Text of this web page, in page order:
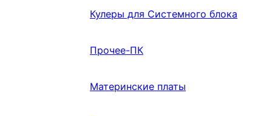
Кулеры для Системного блока
Прочее-ПК
Материнские платы